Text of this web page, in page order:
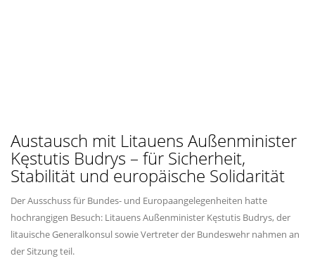
Austausch mit Litauens Außenminister
Kęstutis Budrys – für Sicherheit,
Stabilität und europäische Solidarität
Der Ausschuss für Bundes- und Europaangelegenheiten hatte
hochrangigen Besuch: Litauens Außenminister Kęstutis Budrys, der
litauische Generalkonsul sowie Vertreter der Bundeswehr nahmen an
der Sitzung teil.